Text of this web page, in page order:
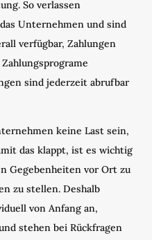
So verlassen
Unternehmen und sind
verfügbar, Zahlungen
sind jederzeit abrufbar
keine Last sein,
das klappt, ist es wichtig
Gegebenheiten vor Ort zu
zu stellen. Deshalb
von Anfang an,
stehen bei Rückfragen